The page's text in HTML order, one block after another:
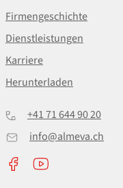
Firmengeschichte
Dienstleistungen
Karriere
Herunterladen
+41 71 644 90 20
info@almeva.ch